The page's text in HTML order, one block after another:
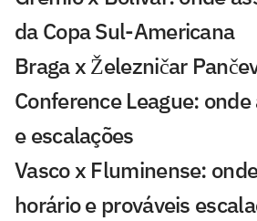
da Copa Sul-Americana
Braga x Železničar
Conference League:
e escalações
Vasco x Fluminense:
horário e prováveis